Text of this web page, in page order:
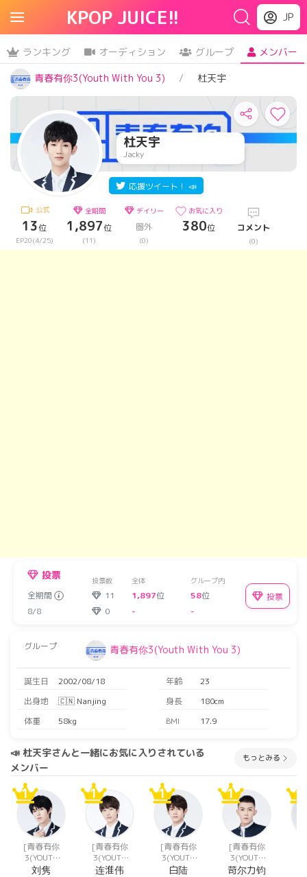
KPOP JUICE!! JP
ランキング オーディション グループ
メンバー
青春有你3(Youth With You 3)
杜天宇
杜天宇
Jacky
応援ツイート！ 📣
公式
13位
EP20(4/25)
全期間
1,897位
(11)
デイリー
圏外
(0)
お気に入り
380位 コメント
(0)
投票 投票数 全体 グループ内
全期間 11 1,897位 58位
8/8
0 - -
投票
グループ 青春有你3(Youth With You 3)
誕生日 2002/08/18 年齢
23
出身地
🇨🇳 Nanjing 身長
180cm
体重
58kg BMI 17.9
📣 杜天宇さんと一緒にお気に入りされている
メンバー
もっとみる
1
[青春有你
3(YOUTH
WITH YOU
刘隽
1
[青春有你
3(YOUTH
WITH YOU
连淮伟
1
[青春有你
3(YOUTH
WITH YOU
白陆
1
[青春有你
3(YOUTH
WITH YOU
苛尔力钧
1